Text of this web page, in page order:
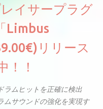
イサープラグ
Limbus
リリース
！！
ラムヒットを正確に検出
ムサウンドの強化を実現す